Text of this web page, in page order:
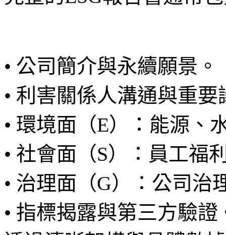
• 公司簡介與永續願景。
• 利害關係人溝通與重
• 環境面（E）：能源、
• 社會面（S）：員工福
• 治理面（G）：公司治
• 指標揭露與第三方驗證